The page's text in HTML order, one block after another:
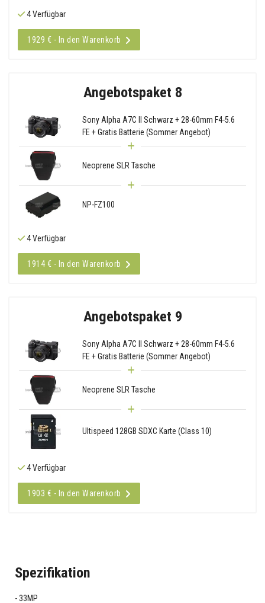
4 Verfügbar
1929 € - In den Warenkorb
Angebotspaket 8
Sony Alpha A7C II Schwarz + 28-60mm F4-5.6
FE + Gratis Batterie (Sommer Angebot)
Neoprene SLR Tasche
NP-FZ100
4 Verfügbar
1914 € - In den Warenkorb
Angebotspaket 9
Sony Alpha A7C II Schwarz + 28-60mm F4-5.6
FE + Gratis Batterie (Sommer Angebot)
Neoprene SLR Tasche
Ultispeed 128GB SDXC Karte (Class 10)
4 Verfügbar
1903 € - In den Warenkorb
Spezifikation
33MP